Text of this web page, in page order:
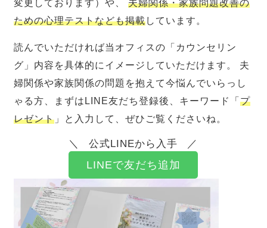
変更しております）や、夫婦関係・家族問題改善の
ための心理テストなども掲載しています。
読んでいただければ当オフィスの「カウンセリン
グ」内容を具体的にイメージしていただけます。 夫
婦関係や家族関係の問題を抱えて今悩んでいらっし
ゃる方、まずはLINE友だち登録後、キーワード「プ
レゼント 」と入力して、ぜひご覧くださいね。
公式LINEから入手
LINEで友だち追加